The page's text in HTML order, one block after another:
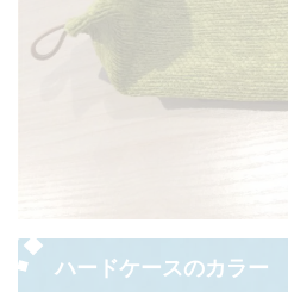
ハードケースのカラー